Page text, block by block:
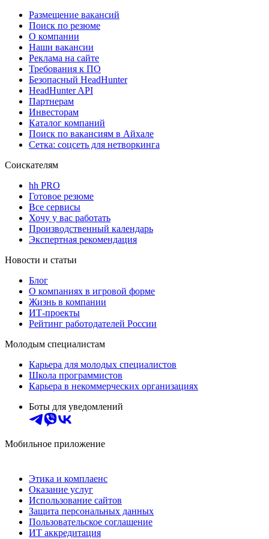
Размещение вакансий
Поиск по резюме
О компании
Наши вакансии
Реклама на сайте
Требования к ПО
Безопасный HeadHunter
HeadHunter API
Партнерам
Инвесторам
Каталог компаний
Поиск по вакансиям в Айхале
Сетка: соцсеть для нетворкинга
Соискателям
hh PRO
Готовое резюме
Все сервисы
Хочу у вас работать
Производственный календарь
Экспертная рекомендация
Новости и статьи
Блог
О компаниях в игровой форме
Жизнь в компании
ИТ-проекты
Рейтинг работодателей России
Молодым специалистам
Карьера для молодых специалистов
Школа программистов
Карьера в некоммерческих организациях
Боты для уведомлений
Мобильное приложение
Этика и комплаенс
Оказание услуг
Использование сайтов
Защита персональных данных
Пользовательское соглашение
ИТ аккредитация